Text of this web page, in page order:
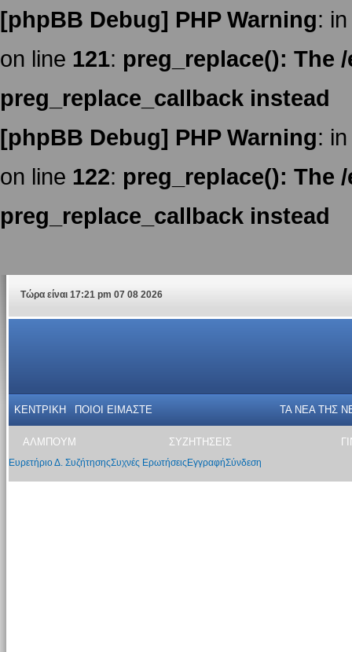
[phpBB Debug] PHP Warning:
on line 121: preg_replace(): The
preg_replace_callback instead
[phpBB Debug] PHP Warning:
on line 122: preg_replace(): The
preg_replace_callback instead
Τώρα είναι 17:21 pm 07 08 2026
ΚΕΝΤΡΙΚΗ ΠΟΙΟΙ ΕΙΜΑΣΤΕ ΤΑ ΝΕΑ THΣ
ΑΛΜΠΟΥΜ ΣΥΖΗΤΗΣΕΙΣ
Ευρετήριο Δ. ΣυζήτησηςΣυχνές Ερωτήσεις ΕγγραφήΣύνδεση